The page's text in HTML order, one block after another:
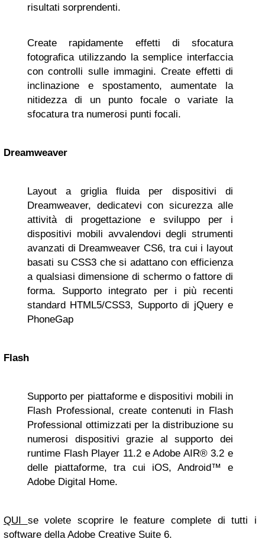
risultati sorprendenti.
Create rapidamente effetti di sfocatura
fotografica utilizzando la semplice interfaccia
con controlli sulle immagini. Create effetti di
inclinazione e spostamento, aumentate la
nitidezza di un punto focale o variate la
sfocatura tra numerosi punti focali.
Dreamweaver
Layout a griglia fluida per dispositivi di
Dreamweaver, dedicatevi con sicurezza alle
attività di progettazione e sviluppo per i
dispositivi mobili avvalendovi degli strumenti
avanzati di Dreamweaver CS6, tra cui i layout
basati su CSS3 che si adattano con efficienza
a qualsiasi dimensione di schermo o fattore di
forma. Supporto integrato per i più recenti
standard HTML5/CSS3, Supporto di jQuery e
PhoneGap
Flash
Supporto per piattaforme e dispositivi mobili in
Flash Professional, create contenuti in Flash
Professional ottimizzati per la distribuzione su
numerosi dispositivi grazie al supporto dei
runtime Flash Player 11.2 e Adobe AIR® 3.2 e
delle piattaforme, tra cui iOS, Android™ e
Adobe Digital Home.
QUI se volete scoprire le feature complete di tutti i
software della Adobe Creative Suite 6.